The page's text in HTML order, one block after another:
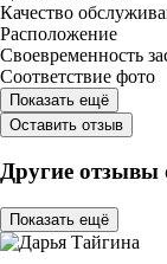
Качество
Расположение
Своевременность
Соответствие фото
Показать ещё
Оставить отзыв
Другие отзывы
Показать ещё